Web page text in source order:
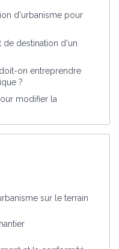
d'urbanisme pour
de destination d'un
on entreprendre
?
modifier la
sur le terrain